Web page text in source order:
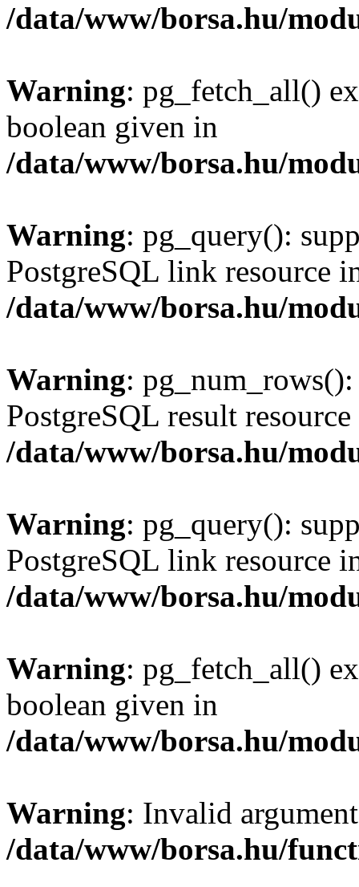
/data/www/borsa.hu/
Warning: pg_fetch_all()
boolean given in
/data/www/borsa.hu/
Warning: pg_query():
PostgreSQL link resource
/data/www/borsa.hu/
Warning:
PostgreSQL result
/data/www/borsa.hu/
Warning: pg_query():
PostgreSQL link resource
/data/www/borsa.hu/
Warning: pg_fetch_all()
boolean given in
/data/www/borsa.hu/
Warning: Invalid
/data/www/borsa.hu/